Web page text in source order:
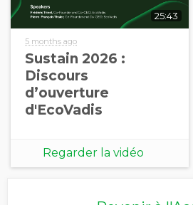
25:43
5 months ago
Sustain 2026 :
Discours
d’ouverture
d'EcoVadis
Regarder la vidéo